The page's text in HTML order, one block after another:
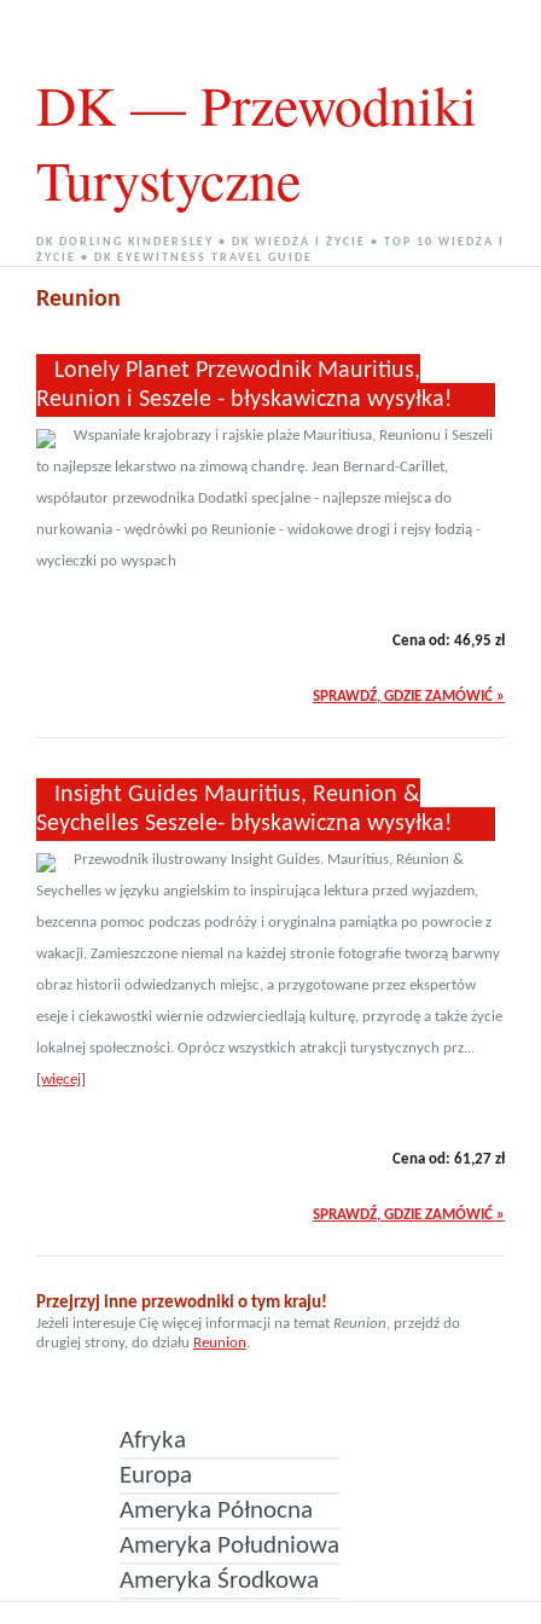
DK — Przewodniki
Turystyczne
DK DORLING KINDERSLEY • DK WIEDZA I ŻYCIE • TOP 10 WIEDZA I
ŻYCIE • DK EYEWITNESS TRAVEL GUIDE
Reunion
Lonely Planet Przewodnik Mauritius,
Reunion i Seszele - błyskawiczna wysyłka!
Wspaniałe krajobrazy i rajskie plaże Mauritiusa, Reunionu i Seszeli
to najlepsze lekarstwo na zimową chandrę. Jean Bernard-Carillet,
współautor przewodnika Dodatki specjalne - najlepsze miejsca do
nurkowania - wędrówki po Reunionie - widokowe drogi i rejsy łodzią -
wycieczki po wyspach
Cena od: 46,95 zł
SPRAWDŹ, GDZIE ZAMÓWIĆ »
Insight Guides Mauritius, Reunion &
Seychelles Seszele- błyskawiczna wysyłka!
Przewodnik ilustrowany Insight Guides. Mauritius, Réunion &
Seychelles w języku angielskim to inspirująca lektura przed wyjazdem,
bezcenna pomoc podczas podróży i oryginalna pamiątka po powrocie z
wakacji. Zamieszczone niemal na każdej stronie fotografie tworzą barwny
obraz historii odwiedzanych miejsc, a przygotowane przez ekspertów
eseje i ciekawostki wiernie odzwierciedlają kulturę, przyrodę a także życie
lokalnej społeczności. Oprócz wszystkich atrakcji turystycznych prz...
[więcej]
Cena od: 61,27 zł
SPRAWDŹ, GDZIE ZAMÓWIĆ »
Przejrzyj inne przewodniki o tym kraju!
Jeżeli interesuje Cię więcej informacji na temat Reunion, przejdź do
drugiej strony, do działu Reunion.
Afryka
Europa
Ameryka Północna
Ameryka Południowa
Ameryka Środkowa